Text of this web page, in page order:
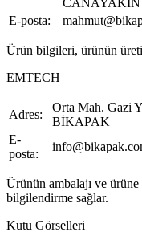
CANAYAKIN
E-posta:
Ürün bilgileri, ürünün
EMTECH
Adres:
Orta Mah. Gazi
BİKAPAK
E-
posta:
Ürünün ambalajı ve
bilgilendirme sağlar.
Kutu Görselleri